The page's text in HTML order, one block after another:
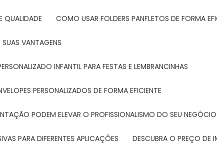
QUALIDADE COMO USAR FOLDERS PANFLETOS DE FORMA
VANTAGENS
INFANTIL PARA FESTAS E LEMBRANCINHAS
PERSONALIZADOS DE FORMA EFICIENTE
PODEM ELEVAR O PROFISSIONALISMO DO SEU NEGÓCIO
PARA DIFERENTES APLICAÇÕES DESCUBRA O PREÇO